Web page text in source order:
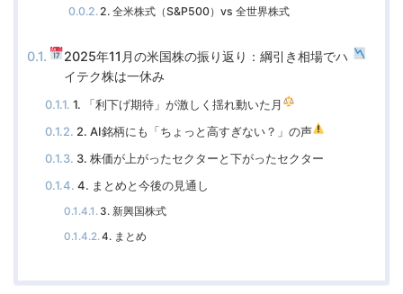
2. 全米株式（S&P500）vs 全世界株式
2025年11月の米国株の振り返り：綱引き相場でハ
イテク株は一休み
1. 「利下げ期待」が激しく揺れ動いた月
2. AI銘柄にも「ちょっと高すぎない？」の声
3. 株価が上がったセクターと下がったセクター
4. まとめと今後の見通し
3. 新興国株式
4. まとめ